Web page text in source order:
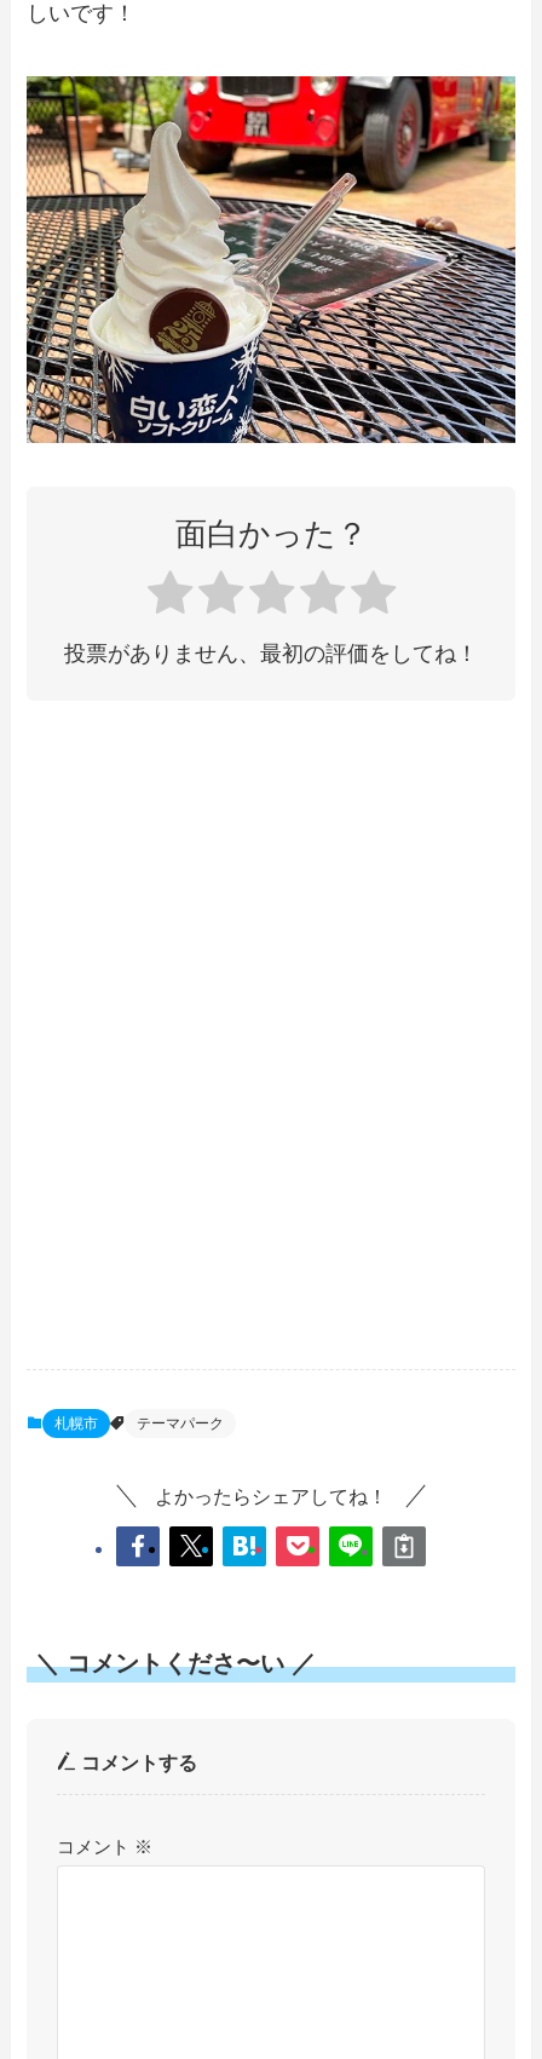
しいです！
面白かった？
投票がありません、最初の評価をしてね！
札幌市 テーマパーク
よかったらシェアしてね！
＼ コメントくださ〜い ／
コメントする
コメント ※